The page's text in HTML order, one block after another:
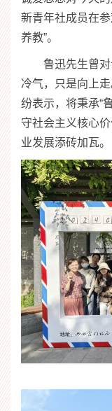
新青年社成员在
养教”。
鲁迅先生曾对
冷气，只是向上
纷表示，将秉承“
守社会主义核心
业发展添砖加瓦。